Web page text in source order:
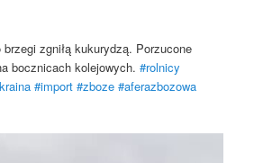
brzegi zgniłą kukurydzą. Porzucone
bocznicach kolejowych.#rolnicy
#import #zboze #aferazbozowa